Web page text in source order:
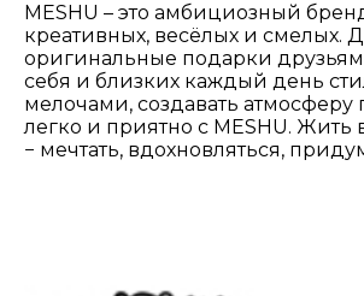
MESHU – это амбициозный
креативных, весёлых и смелых.
оригинальные подарки
себя и близких каждый день
мелочами, создавать атмосферу
легко и приятно с MESHU. Жить
− мечтать, вдохновляться,